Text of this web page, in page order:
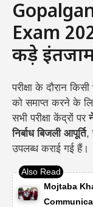
Exam
कड़े
परीक्षा के दौरान
को समाप्त करने के
सभी परीक्षा केंद्रों पर
निर्बाध बिजली आपूर्ति,
उपलब्ध कराई गई हैं।
Mojtaba